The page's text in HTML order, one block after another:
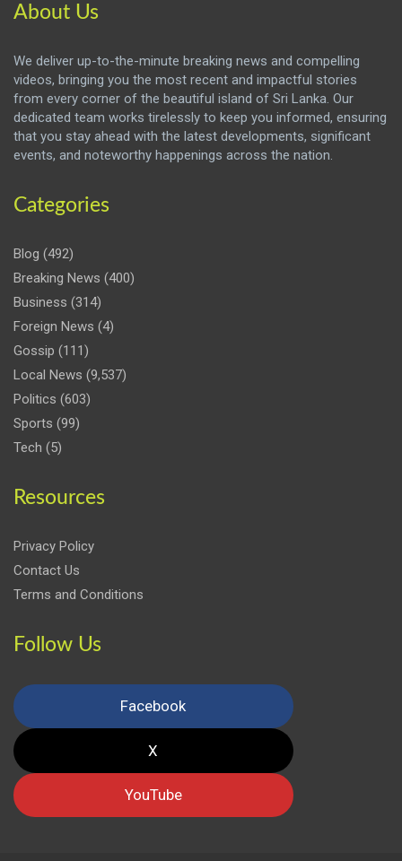
About Us
We deliver up-to-the-minute breaking news and compelling
videos, bringing you the most recent and impactful stories
from every corner of the beautiful island of Sri Lanka. Our
dedicated team works tirelessly to keep you informed, ensuring
that you stay ahead with the latest developments, significant
events, and noteworthy happenings across the nation.
Categories
Blog (492)
Breaking News (400)
Business (314)
Foreign News (4)
Gossip (111)
Local News (9,537)
Politics (603)
Sports (99)
Tech (5)
Resources
Privacy Policy
Contact Us
Terms and Conditions
Follow Us
Facebook
X
YouTube